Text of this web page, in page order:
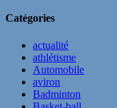
Catégories
actualité
athlétisme
Automobile
aviron
Badminton